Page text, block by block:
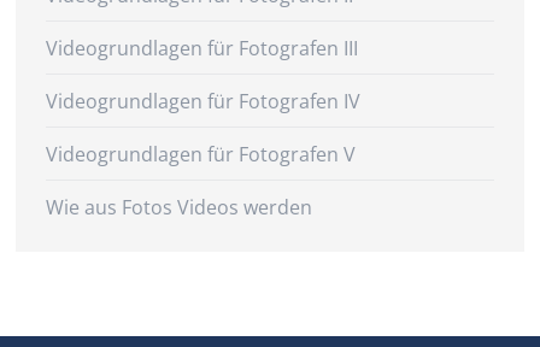
Videogrundlagen für Fotografen III
Videogrundlagen für Fotografen IV
Videogrundlagen für Fotografen V
Wie aus Fotos Videos werden